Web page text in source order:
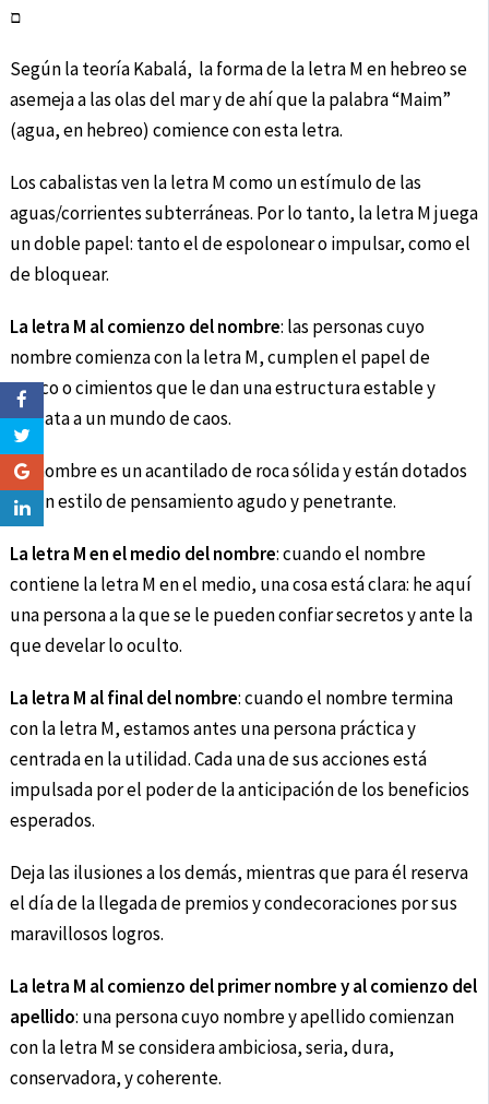
Según la teoría Kabalá, la forma de la letra M en hebreo se
asemeja a las olas del mar y de ahí que la palabra “Maim”
(agua, en hebreo) comience con esta letra.
Los cabalistas ven la letra M como un estímulo de las
aguas/corrientes subterráneas. Por lo tanto, la letra M juega
un doble papel: tanto el de espolonear o impulsar, como el
de bloquear.
La letra M al comienzo del nombre: las personas cuyo
nombre comienza con la letra M, cumplen el papel de
marco o cimientos que le dan una estructura estable y
sensata a un mundo de caos.
Su nombre es un acantilado de roca sólida y están dotados
de un estilo de pensamiento agudo y penetrante.
La letra M en el medio del nombre: cuando el nombre
contiene la letra M en el medio, una cosa está clara: he aquí
una persona a la que se le pueden confiar secretos y ante la
que develar lo oculto.
La letra M al final del nombre: cuando el nombre termina
con la letra M, estamos antes una persona práctica y
centrada en la utilidad. Cada una de sus acciones está
impulsada por el poder de la anticipación de los beneficios
esperados.
Deja las ilusiones a los demás, mientras que para él reserva
el día de la llegada de premios y condecoraciones por sus
maravillosos logros.
La letra M al comienzo del primer nombre y al comienzo del
apellido: una persona cuyo nombre y apellido comienzan
con la letra M se considera ambiciosa, seria, dura,
conservadora, y coherente.